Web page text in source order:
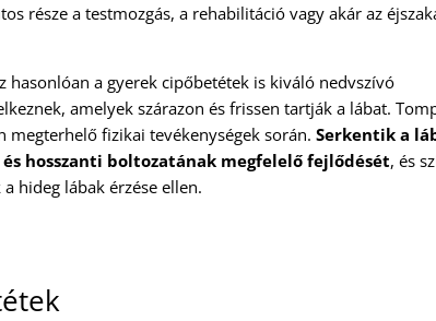
része a testmozgás, a rehabilitáció vagy akár az
hasonlóan a gyerek cipőbetétek is kiváló nedvszívó
amelyek szárazon és frissen tartják a lábat.
megterhelő fizikai tevékenységek során. Serkentik a
hosszanti boltozatának megfelelő fejlődését, és
hideg lábak érzése ellen.